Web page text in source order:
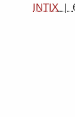
INTIX |